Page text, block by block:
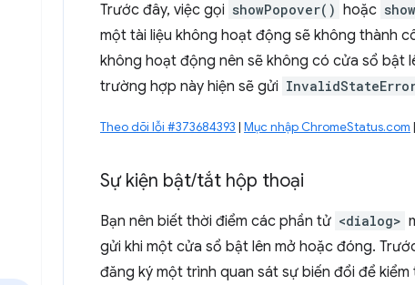
Trước đây, việc gọi showPopover() hoặc
một tài liệu không hoạt động sẽ không thành
không hoạt động nên sẽ không có cửa sổ bật
trường hợp này hiện sẽ gửi
Theo dõi lỗi #373684393 | Mục nhập ChromeStatus.com |
Sự kiện bật/tắt hộp thoại
Bạn nên biết thời điểm các phần tử <dialog>
gửi khi một cửa sổ bật lên mở hoặc đóng.
đăng ký một trình quan sát sự biến đổi để